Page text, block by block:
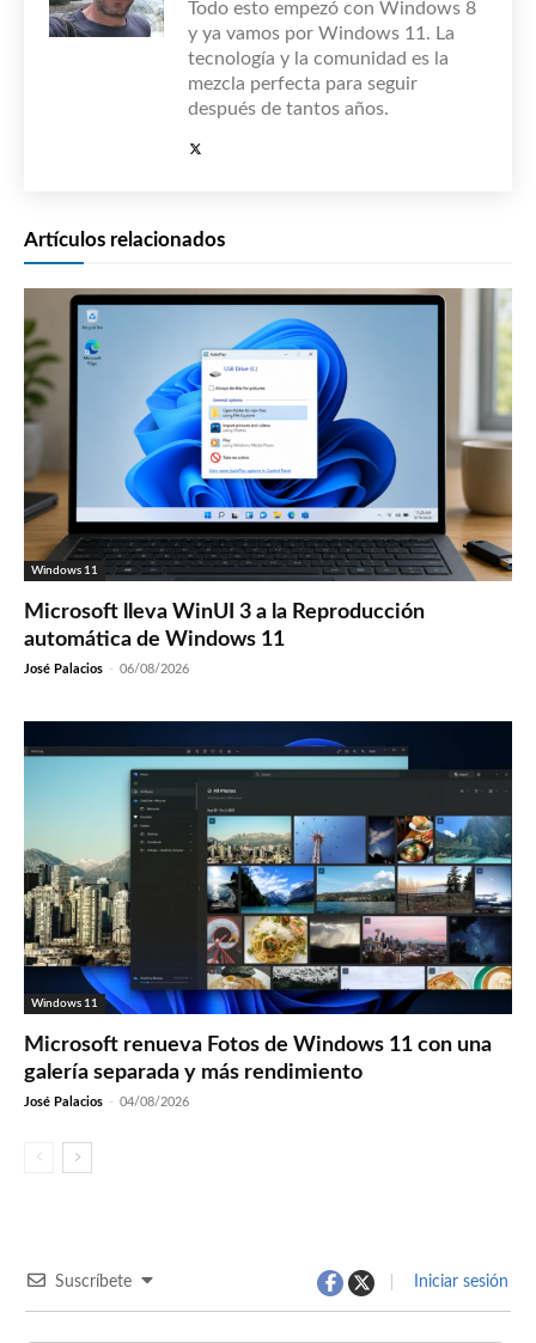
Todo esto empezó con Windows 8
y ya vamos por Windows 11. La
tecnología y la comunidad es la
mezcla perfecta para seguir
después de tantos años.
Artículos relacionados
Windows 11
Microsoft lleva WinUI 3 a la Reproducción
automática de Windows 11
José Palacios - 06/08/2026
Windows 11
Microsoft renueva Fotos de Windows 11 con una
galería separada y más rendimiento
José Palacios - 04/08/2026
Suscríbete Iniciar sesión